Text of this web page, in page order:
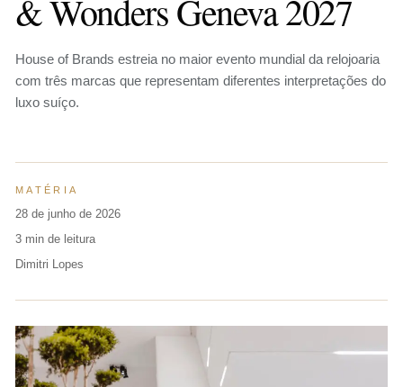
& Wonders Geneva 2027
House of Brands estreia no maior evento mundial da relojoaria
com três marcas que representam diferentes interpretações do
luxo suíço.
MATÉRIA
28 de junho de 2026
3 min de leitura
Dimitri Lopes